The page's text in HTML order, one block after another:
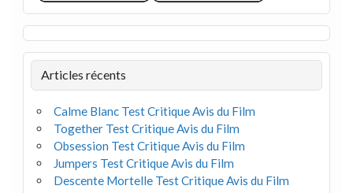
Articles récents
Calme Blanc Test Critique Avis du Film
Together Test Critique Avis du Film
Obsession Test Critique Avis du Film
Jumpers Test Critique Avis du Film
Descente Mortelle Test Critique Avis du Film